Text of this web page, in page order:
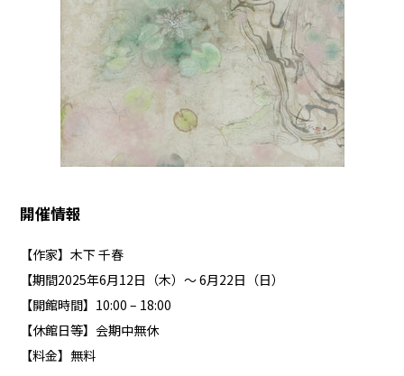
開催情報
【作家】木下 千春
【期間2025年6月12日（木）～ 6月22日（日）
【開館時間】10:00 – 18:00
【休館日等】会期中無休
【料金】無料